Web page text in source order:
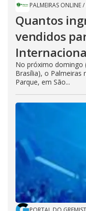
PALMEIRAS ONLINE/
Quantos
vendidos
No próximo domingo
Brasília), o Palmeiras
Parque, em São...